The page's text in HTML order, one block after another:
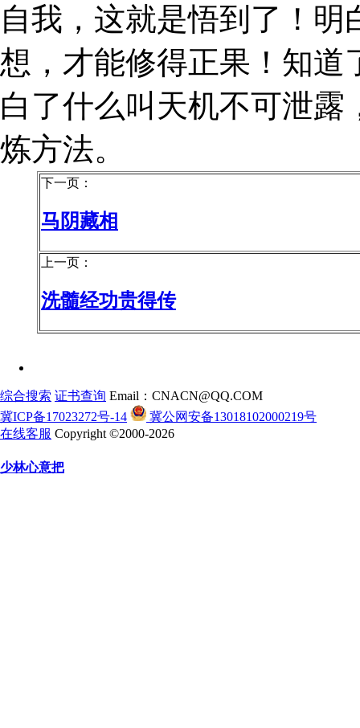
自我，这就是悟到了！
想，才能修得正果！知道
白了什么叫天机不可泄
炼方法。
下一页：
马阴藏相
上一页：
洗髓经功贵得传
综合搜索 证书查询 Email：CNACN@QQ.COM
冀ICP备17023272号-14
冀公网安备13018102000219号
在线客服 Copyright ©2000-2026
少林心意把